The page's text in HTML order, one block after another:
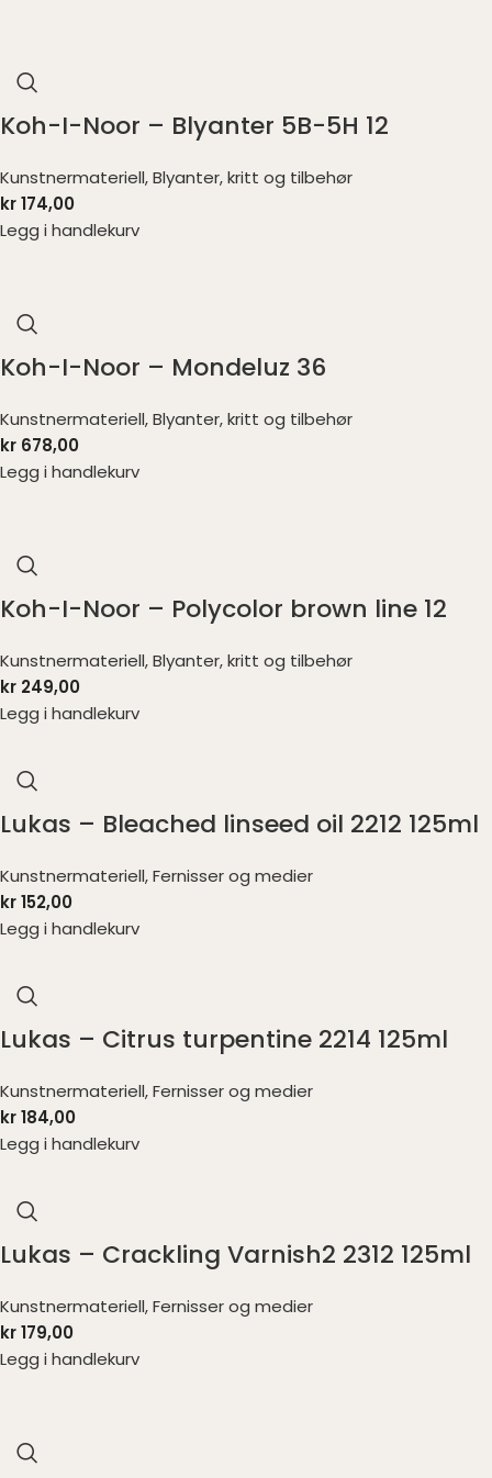
Koh-I-Noor – Blyanter 5B-5H 12
Kunstnermateriell,Blyanter, kritt og tilbehør
kr174,00
Legg i handlekurv
Koh-I-Noor – Mondeluz 36
Kunstnermateriell,Blyanter, kritt og tilbehør
kr 678,00
Legg i handlekurv
Koh-I-Noor – Polycolor brown line 12
Kunstnermateriell,Blyanter, kritt og tilbehør
kr 249,00
Legg i handlekurv
Lukas – Bleached linseed oil 2212 125ml
Kunstnermateriell,Fernisser og medier
kr152,00
Legg i handlekurv
Lukas – Citrus turpentine 2214 125ml
Kunstnermateriell,Fernisser og medier
kr184,00
Legg i handlekurv
Lukas – Crackling Varnish2 2312 125ml
Kunstnermateriell,Fernisser og medier
kr179,00
Legg i handlekurv